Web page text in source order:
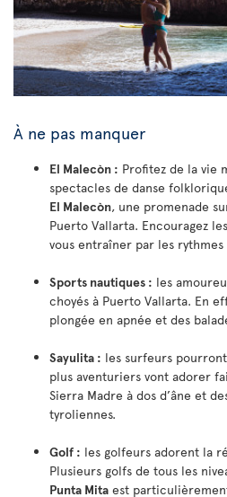
À ne pas manquer
El Malecòn : Profitez de la vie
spectacles de danse
El Malecòn, une promenade
Puerto Vallarta. Encouragez
vous entraîner par les
Sports nautiques : les
choyés à Puerto Vallarta. En
plongée en apnée et des
Sayulita : les surfeurs
plus aventuriers vont adorer
Sierra Madre à dos d’âne et
tyroliennes.
Golf : les golfeurs adorent la
Plusieurs golfs de tous les
Punta Mita est